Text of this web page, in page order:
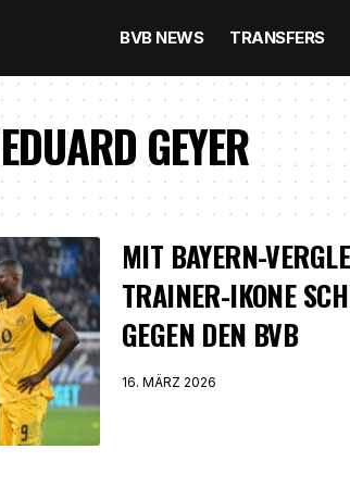
BVB NEWS TRANSFERS
EDUARD GEYER
MIT BAYERN-
TRAINER-IKONE
EGEN DEN BVB
16. MÄRZ 2026